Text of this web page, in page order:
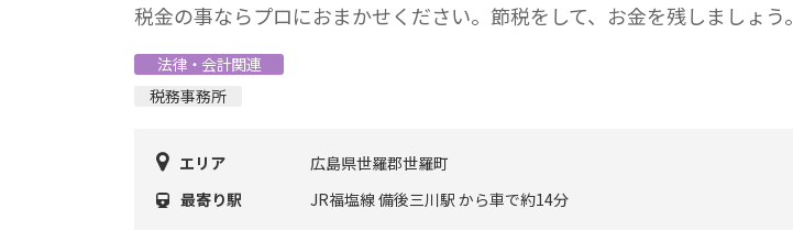
税金の事ならプロにおまかせください。節税をして、お金を残しましょう。
法律・会計関連
税務事務所
エリア
広島県世羅郡世羅町
最寄り駅
JR福塩線 備後三川駅 から車で約14分